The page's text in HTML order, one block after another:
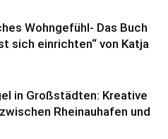
Wohngefühl- Das Buch
sich einrichten“ von Katja
in Großstädten: Kreative
Rheinauhafen und